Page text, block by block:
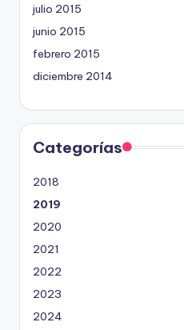
julio 2015
junio 2015
febrero 2015
diciembre 2014
Categorías
2018
2019
2020
2021
2022
2023
2024